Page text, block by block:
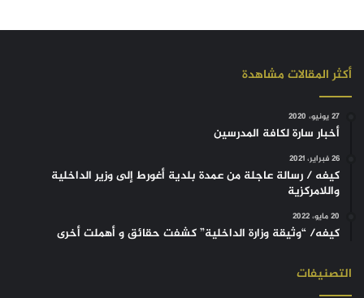
أكثر المقالات مشاهدة
27 يونيو، 2020
أخبار سارة لكافة المدرسين
26 فبراير، 2021
كيفه / رسالة عاجلة من عمدة بلدية أغورط إلى وزير الداخلية
واللامركزية
20 مايو، 2022
كيفه/ “وثيقة وزارة الداخلية” كشفت حقائق و أهملت أخرى
التصنيفات